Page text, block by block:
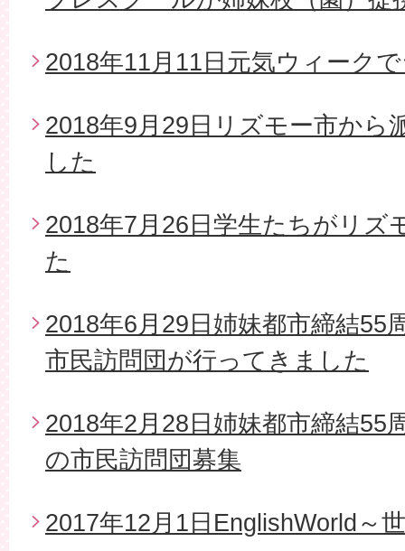
2018年11月11日元気ウィーク
2018年9月29日リズモー市から
した
2018年7月26日学生たちがリズ
た
2018年6月29日姉妹都市締結55
市民訪問団が行ってきました
2018年2月28日姉妹都市締結55
の市民訪問団募集
2017年12月1日EnglishWorld～